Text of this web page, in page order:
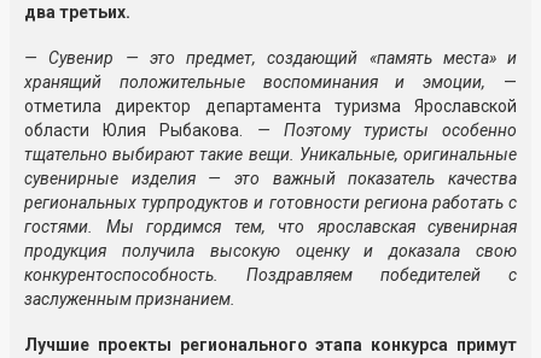
два третьих.
— Сувенир — это предмет, создающий «память места» и
хранящий положительные воспоминания и эмоции, —
отметила директор департамента туризма Ярославской
области Юлия Рыбакова. — Поэтому туристы особенно
тщательно выбирают такие вещи. Уникальные, оригинальные
сувенирные изделия — это важный показатель качества
региональных турпродуктов и готовности региона работать с
гостями. Мы гордимся тем, что ярославская сувенирная
продукция получила высокую оценку и доказала свою
конкурентоспособность. Поздравляем победителей с
заслуженным признанием.
Лучшие проекты регионального этапа конкурса примут